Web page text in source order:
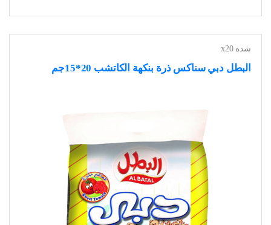
شده x20
البطل دبي سناكس ذرة بنكهة الكاتشب 20*15جم